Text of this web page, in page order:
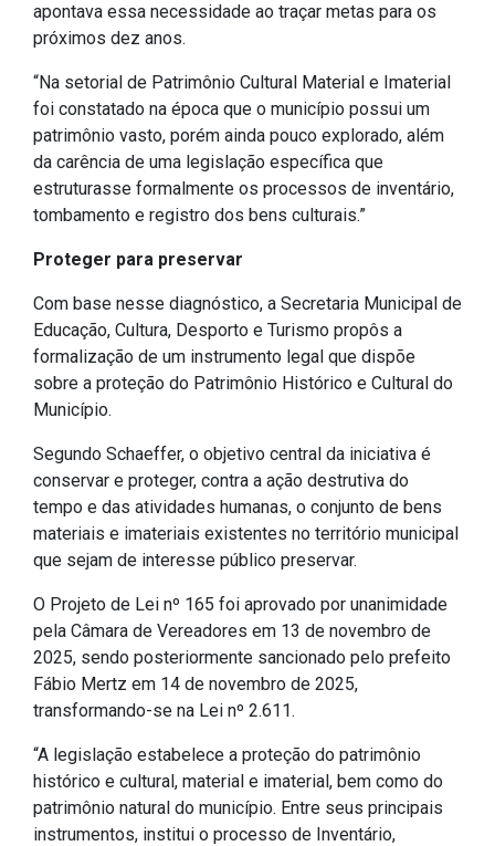
Diário Oficial (Até 30/04)
Recursos Humanos
Processo Seletivo
Seletivo Simplificado
Concursos
Instruções Normativas
Licitações
Dispensas e Inexigibilidades
Chamamentos Públicos
Leis, Decretos e Portarias
Transparência
Portal da Transparência
Radar da Transparência
Cespro
Outros
Downloads
Notícias
Contato
Página Inicial
apontava essa necessidade ao traçar metas para os
próximos dez anos.
“Na setorial de Patrimônio Cultural Material e Imaterial
foi constatado na época que o município possui um
patrimônio vasto, porém ainda pouco explorado, além
da carência de uma legislação específica que
estruturasse formalmente os processos de inventário,
tombamento e registro dos bens culturais.”
Proteger para preservar
Com base nesse diagnóstico, a Secretaria Municipal de
Educação, Cultura, Desporto e Turismo propôs a
formalização de um instrumento legal que dispõe
sobre a proteção do Patrimônio Histórico e Cultural do
Município.
Segundo Schaeffer, o objetivo central da iniciativa é
conservar e proteger, contra a ação destrutiva do
tempo e das atividades humanas, o conjunto de bens
materiais e imateriais existentes no território municipal
que sejam de interesse público preservar.
O Projeto de Lei nº 165 foi aprovado por unanimidade
pela Câmara de Vereadores em 13 de novembro de
2025, sendo posteriormente sancionado pelo prefeito
Fábio Mertz em 14 de novembro de 2025,
transformando-se na Lei nº 2.611.
“A legislação estabelece a proteção do patrimônio
histórico e cultural, material e imaterial, bem como do
patrimônio natural do município. Entre seus principais
instrumentos, institui o processo de Inventário,